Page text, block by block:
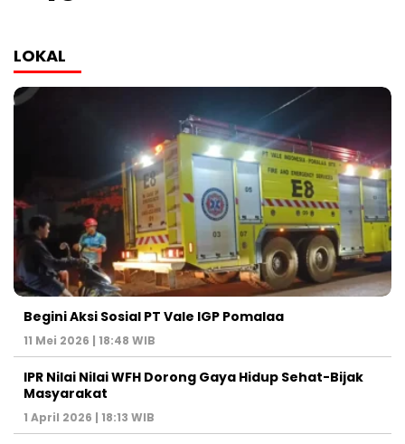
LOKAL
Begini Aksi Sosial PT Vale IGP Pomalaa
11 Mei 2026 | 18:48 WIB
IPR Nilai Nilai WFH Dorong Gaya Hidup Sehat-Bijak
Masyarakat
1 April 2026 | 18:13 WIB